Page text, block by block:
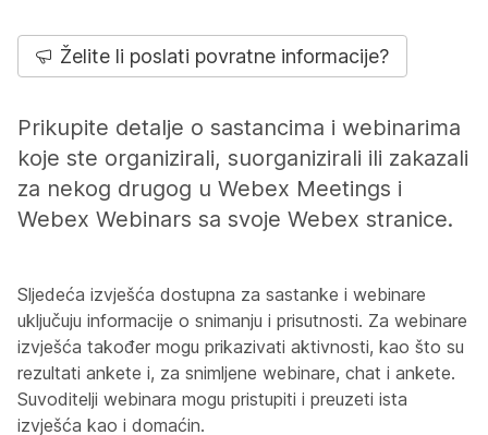
Želite li poslati povratne informacije?
Prikupite detalje o sastancima i webinarima
koje ste organizirali, suorganizirali ili zakazali
za nekog drugog u Webex Meetings i
Webex Webinars sa svoje Webex stranice.
Sljedeća izvješća dostupna za sastanke i webinare
uključuju informacije o snimanju i prisutnosti. Za webinare
izvješća također mogu prikazivati aktivnosti, kao što su
rezultati ankete i, za snimljene webinare, chat i ankete.
Suvoditelji webinara mogu pristupiti i preuzeti ista
izvješća kao i domaćin.